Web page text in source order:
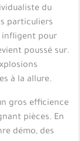
du
particuliers
infligent pour
poussé sur.
à la allure.
gros efficience
pièces. En
démo, des